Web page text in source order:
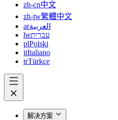
zh-cn中文
zh-tw繁體中文
arالعربية
heעברית
plPolski
itItaliano
trTürkçe
解决方案